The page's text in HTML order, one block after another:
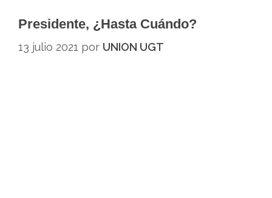
Presidente, ¿hasta Cuándo?
13 julio 2021 por UNION UGT